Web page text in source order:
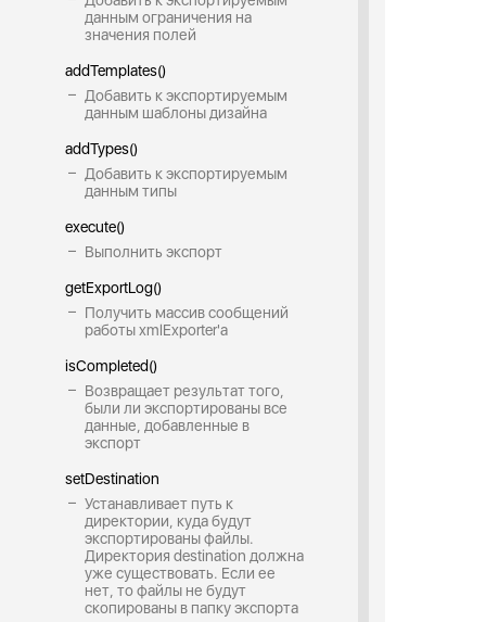
данным ограничения на
значения полей
addTemplates()
Добавить к экспортируемым
данным шаблоны дизайна
addTypes()
Добавить к экспортируемым
данным типы
execute()
Выполнить экспорт
getExportLog()
Получить массив сообщений
работы xmlExporter'a
isCompleted()
Возвращает результат того,
были ли экспортированы все
данные, добавленные в
экспорт
setDestination
Устанавливает путь к
директории, куда будут
экспортированы файлы.
Директория destination должна
уже существовать. Если ее
нет, то файлы не будут
скопированы в папку экспорта